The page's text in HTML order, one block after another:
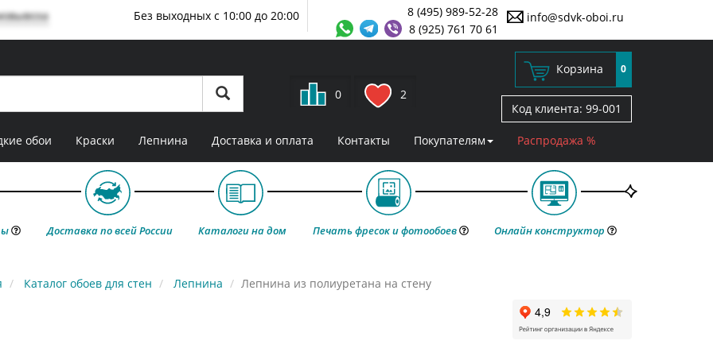
info@sdvk-oboi.ru
8 (495) 989-52-28
8 (925) 761 70 61
Без выходных с 10:00 до 20:00
0 2
Корзина 0
Код клиента: 99-001
обои Краски Лепнина Доставка и оплата Контакты Покупателям Распродажа %
Доставка по всей России Каталоги на дом Печать фресок и фотообоев Онлайн конструктор
Каталог обоев для стен Лепнина Лепнина из полиуретана на стену